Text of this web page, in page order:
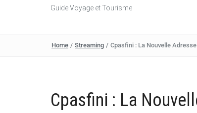
Guide Voyage et Tourisme
Home / Streaming / Cpasfini : La Nouvelle
Cpasfini : La